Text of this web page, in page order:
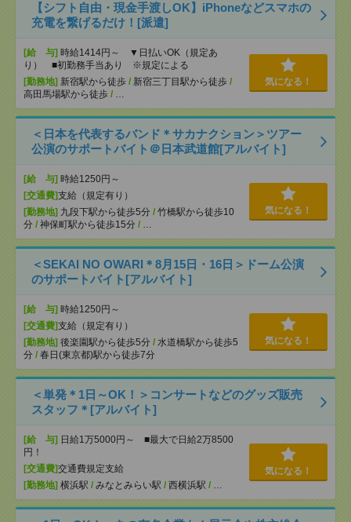
【シフト自由・現金手渡しOK】iPhoneなどスマホの
充電を繋げるだけ！[派遣]
[給 与] 時給1414円～ ▼日払いOK（規定あ
り） ■初勤務手当あり ※規定による
[勤務地] 新宿駅から徒歩 / 新宿三丁目駅から徒歩 /
高田馬場駅から徒歩 / …
気になる！
＜日本を代表するバンド＊サカナクション＞ツアー
公演のサポートバイト＠日本武道館[アルバイト]
[給 与] 時給1250円～
[交通費]支給（規定有り）
[勤務地] 九段下駅から徒歩5分 / 竹橋駅から徒歩10
分 / 神保町駅から徒歩15分 / …
気になる！
＜SEKAI NO OWARI＊8月15日・16日＞ドーム公演
のサポートバイト[アルバイト]
[給 与] 時給1250円～
[交通費]支給（規定有り）
[勤務地] 後楽園駅から徒歩5分 / 水道橋駅から徒歩5
分 / 春日(東京都)駅から徒歩7分
気になる！
＜単発＊1日～OK！＞コンサートなどのグッズ販売
スタッフ＊[アルバイト]
[給 与] 日給1万5000円～ ■最大で日給2万8500
円！
[交通費]交通費規定支給
[勤務地] 横浜駅 / みなとみらい駅 / 西横浜駅 / …
気になる！